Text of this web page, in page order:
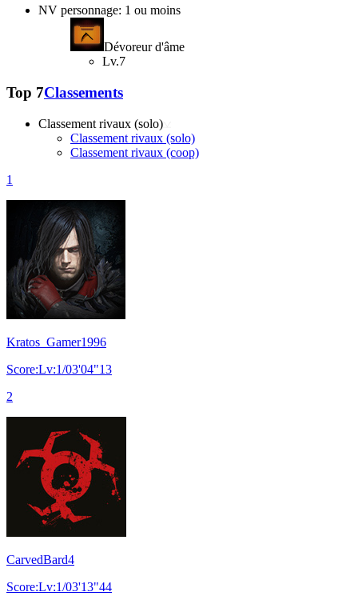
NV personnage: 1 ou moins
Dévoreur d'âme
Lv.7
Top 7Classements
Classement rivaux (solo)
Classement rivaux (solo)
Classement rivaux (coop)
1
Kratos_Gamer1996
Score:Lv:1/03'04"13
2
CarvedBard4
Score:Lv:1/03'13"44